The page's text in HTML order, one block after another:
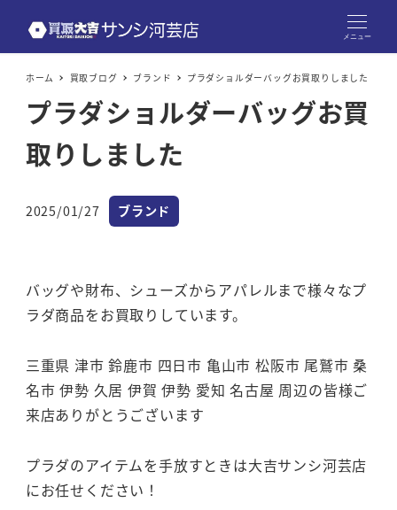
メニュー
ホーム 買取ブログ ブランド プラダショルダーバッグお買取りしました
プラダショルダーバッグお買
取りしました
投稿日
2025/01/27 カテゴリー
ブランド
バッグや財布、シューズからアパレルまで様々なプ
ラダ商品をお買取りしています。
三重県 津市 鈴鹿市 四日市 亀山市 松阪市 尾鷲市 桑
名市 伊勢 久居 伊賀 伊勢 愛知 名古屋 周辺の皆様ご
来店ありがとうございます
プラダのアイテムを手放すときは大吉サンシ河芸店
にお任せください！